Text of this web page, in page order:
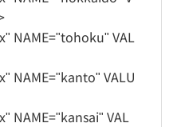
NAME="tohoku" VAL
NAME="kanto" VALU
NAME="kansai" VAL